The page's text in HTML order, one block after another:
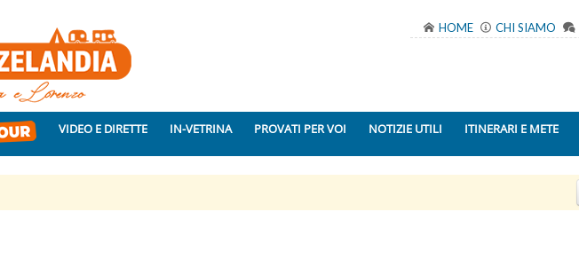
HOME CHI SIAMO
VIDEO E DIRETTE IN-VETRINA PROVATI PER VOI NOTIZIE UTILI ITINERARI E METE